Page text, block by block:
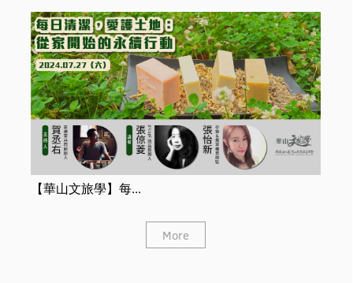
【華山文旅學】每...
More